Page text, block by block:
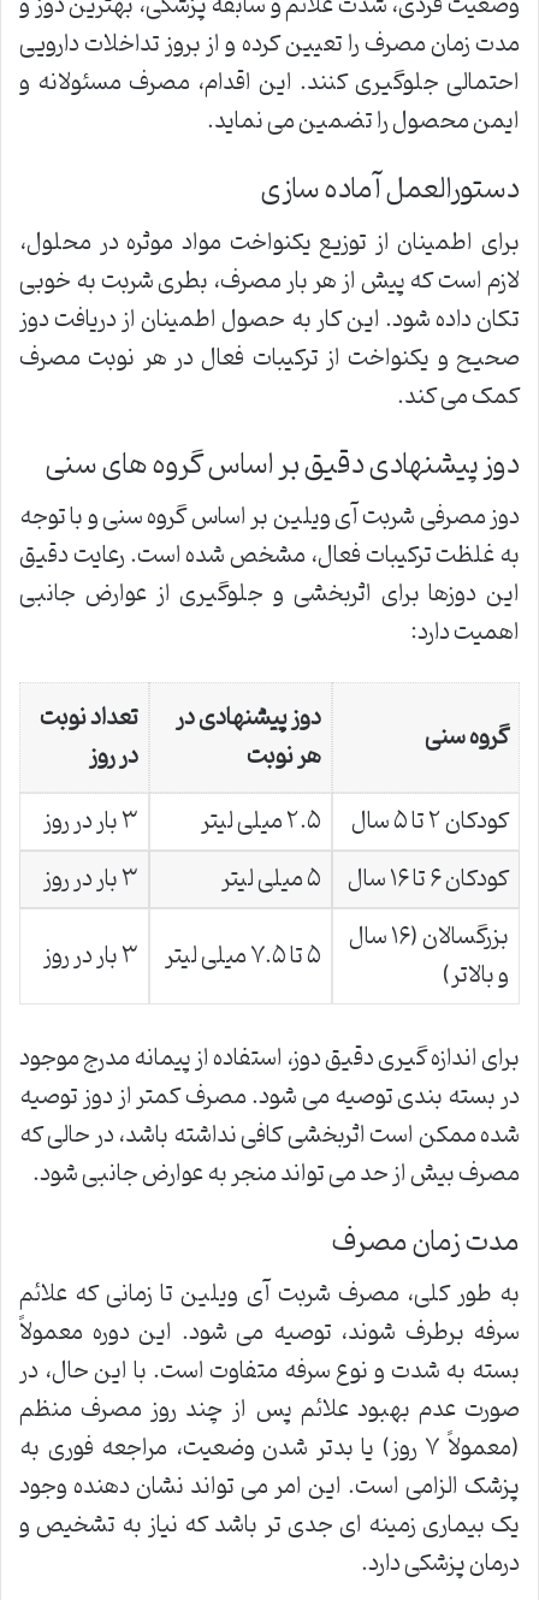
مدت زمان مصرف را تعیین کرده و از بروز تداخلات دارویی
احتمالی جلوگیری کنند. این اقدام، مصرف مسئولانه و
ایمن محصول را تضمین می نماید.
دستورالعمل آماده سازی
برای اطمینان از توزیع یکنواخت مواد موثره در محلول،
لازم است که پیش از هر بار مصرف، بطری شربت به خوبی
تکان داده شود. این کار به حصول اطمینان از دریافت دوز
صحیح و یکنواخت از ترکیبات فعال در هر نوبت مصرف
کمک می کند.
دوز پیشنهادی دقیق بر اساس گروه های سنی
دوز مصرفی شربت آی ویلین بر اساس گروه سنی و با توجه
به غلظت ترکیبات فعال، مشخص شده است. رعایت دقیق
این دوزها برای اثربخشی و جلوگیری از عوارض جانبی
اهمیت دارد:
گروه سنی
دوز پیشنهادی در
هر نوبت
تعداد نوبت
در روز
کودکان ۲ تا ۵ سال
۲.۵ میلی لیتر
۳ بار در روز
کودکان ۶ تا ۱۶ سال
۵ میلی لیتر
۳ بار در روز
بزرگسالان (۱۶ سال
و بالاتر)
۵ تا ۷.۵ میلی لیتر ۳ بار در روز
برای اندازه گیری دقیق دوز، استفاده از پیمانه مدرج موجود
در بسته بندی توصیه می شود. مصرف کمتر از دوز توصیه
شده ممکن است اثربخشی کافی نداشته باشد، در حالی که
مصرف بیش از حد می تواند منجر به عوارض جانبی شود.
مدت زمان مصرف
به طور کلی، مصرف شربت آی ویلین تا زمانی که علائم
سرفه برطرف شوند، توصیه می شود. این دوره معمولاً
بسته به شدت و نوع سرفه متفاوت است. با این حال، در
صورت عدم بهبود علائم پس از چند روز مصرف منظم
(معمولاً ۷ روز) یا بدتر شدن وضعیت، مراجعه فوری به
پزشک الزامی است. این امر می تواند نشان دهنده وجود
یک بیماری زمینه ای جدی تر باشد که نیاز به تشخیص و
درمان پزشکی دارد.